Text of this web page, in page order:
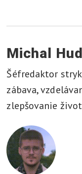
Michal
Šéfredaktor
zábava,
zlepšovanie